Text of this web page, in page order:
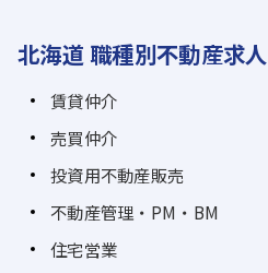
北海道 職種別不動産求人
賃貸仲介
売買仲介
投資用不動産販売
不動産管理・PM・BM
住宅営業